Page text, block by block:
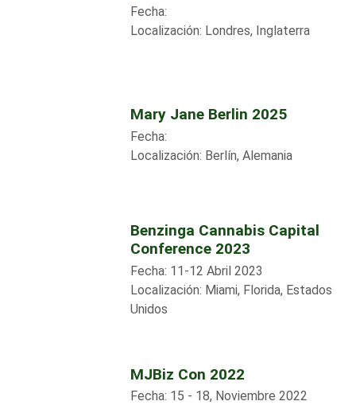
Fecha:
Localización: Londres, Inglaterra
Mary Jane Berlin 2025
Fecha:
Localización: Berlín, Alemania
Benzinga Cannabis Capital
Conference 2023
Fecha: 11-12 Abril 2023
Localización: Miami, Florida, Estados
Unidos
MJBiz Con 2022
Fecha: 15 - 18, Noviembre 2022